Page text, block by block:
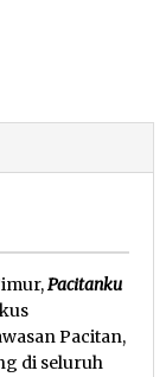
Pacitanku
Pacitan,
di seluruh